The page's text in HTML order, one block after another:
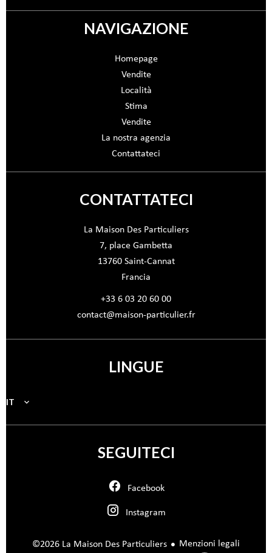
NAVIGAZIONE
Homepage
Vendite
Località
Stima
Vendite
La nostra agenzia
Contattateci
CONTATTATECI
La Maison Des Particuliers
7, place Gambetta
13760Saint-Cannat
Francia
+33 6 03 20 60 00
contact@maison-particulier.fr
LINGUE
IT
SEGUITECI
Facebook
Instagram
©2026 La Maison Des Particuliers Menzioni legali